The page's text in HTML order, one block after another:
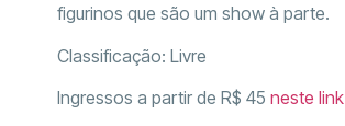
figurinos que são um show à parte.
Classificação: Livre
Ingressos a partir de R$ 45 neste link